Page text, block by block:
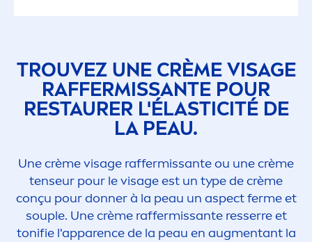
TROUVEZ UNE CRÈME VISAGE
RAFFERMISSANTE POUR
RESTAURER L'ÉLASTICITÉ DE
LA PEAU.
Une crème visage raffermissante ou une crème
tenseur pour le visage est un type de crème
conçu pour donner à la peau un aspect ferme et
souple. Une crème raffermissante resserre et
tonifie l'apparence de la peau en augmentant la